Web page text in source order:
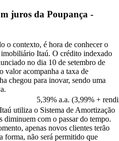
juros da Poupança -
o contexto, é hora de conhecer o
Itaú. O crédito indexado
no dia 10 de setembro de
valor acompanha a taxa de
chegou para inovar, sendo uma
5,39% a.a. (3,99% +
utiliza o Sistema de Amortização
diminuem com o passar do tempo.
apenas novos clientes terão
forma, não será permitido que